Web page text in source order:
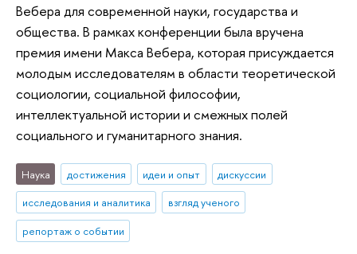
Вебера для современной науки, государства и
общества. В рамках конференции была вручена
премия имени Макса Вебера, которая присуждается
молодым исследователям в области теоретической
социологии, социальной философии,
интеллектуальной истории и смежных полей
социального и гуманитарного знания.
Наука достижения идеи и опыт
дискуссии
исследования и аналитика
взгляд ученого
репортаж о событии